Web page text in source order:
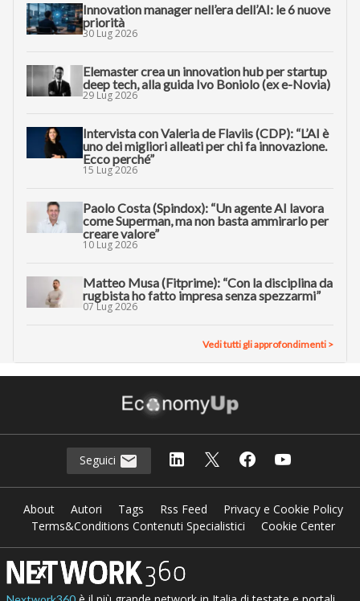
Innovation manager nell’era dell’AI: le 6 nuove
priorità
30 Lug 2026
Elemaster crea un innovation hub per startup
deep tech, alla guida Ivo Boniolo (ex e-Novia)
29 Lug 2026
Intervista con Valeria de Flaviis (CDP): “L’AI è
uno dei migliori alleati per chi fa innovazione.
Ecco perché”
15 Lug 2026
Paolo Costa (Spindox): “Un agente AI lavora
come Superman, ma non basta ammirarlo per
creare valore”
10 Lug 2026
Matteo Musa (Fitprime): “Con la disciplina da
rugbista ho fatto impresa senza spezzarmi”
07 Lug 2026
Vedi tutti gli approfondimenti >
Seguici
About Autori Tags Rss Feed
Privacy e Cookie Policy
Terms&Conditions Contenuti Specialistici
Cookie Center